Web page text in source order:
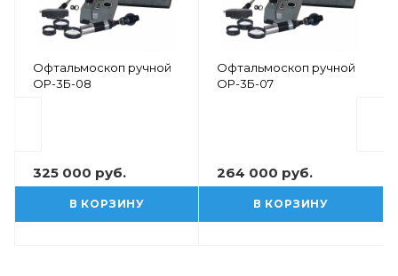
Офтальмоскоп ручной
ОР-3Б-08
325 000 руб.
В КОРЗИНУ
Офтальмоскоп ручной
ОР-3Б-07
264 000 руб.
В КОРЗИНУ